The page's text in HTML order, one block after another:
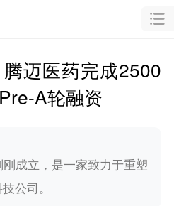
迈医药完成2500
A轮融资
成立，是一家致力于重塑
公司。